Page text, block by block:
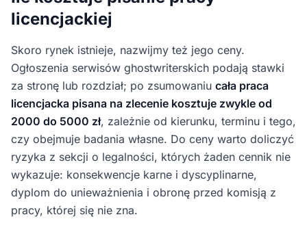
licencjackiej
Skoro rynek istnieje, nazwijmy też jego ceny.
Ogłoszenia serwisów ghostwriterskich podają stawki
za stronę lub rozdział; po zsumowaniu cała praca
licencjacka pisana na zlecenie kosztuje zwykle od
2000 do 5000 zł, zależnie od kierunku, terminu i tego,
czy obejmuje badania własne. Do ceny warto doliczyć
ryzyka z sekcji o legalności, których żaden cennik nie
wykazuje: konsekwencje karne i dyscyplinarne,
dyplom do unieważnienia i obronę przed komisją z
pracy, której się nie zna.